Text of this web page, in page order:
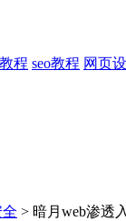
程 seo教程 网页
> 暗月web渗透